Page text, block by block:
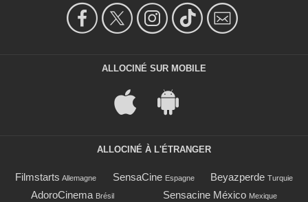
ALLOCINÉ SUR MOBILE
ALLOCINÉ À L'ÉTRANGER
Filmstarts Allemagne SensaCine Espagne Beyazperde Turquie
AdoroCinema Brésil Sensacine México Mexique